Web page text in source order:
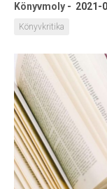
Könyvmoly - 2021-
Könyvkritika